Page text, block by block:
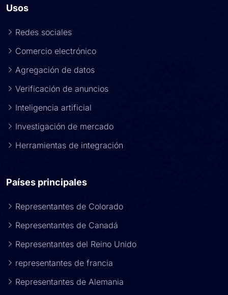
Usos
Redes sociales
Comercio electrónico
Agregación de datos
Verificación de anuncios
Inteligencia artificial
Investigación de mercado
Herramientas de integración
Países principales
Representantes de Colorado
Representantes de Canadá
Representantes del Reino Unido
representantes de francia
Representantes de Alemania